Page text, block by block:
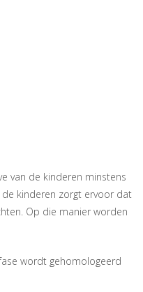
van de kinderen minstens
de kinderen zorgt ervoor dat
Op die manier worden
wordt gehomologeerd